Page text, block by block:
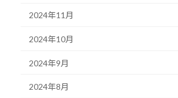
2024年11月
2024年10月
2024年9月
2024年8月